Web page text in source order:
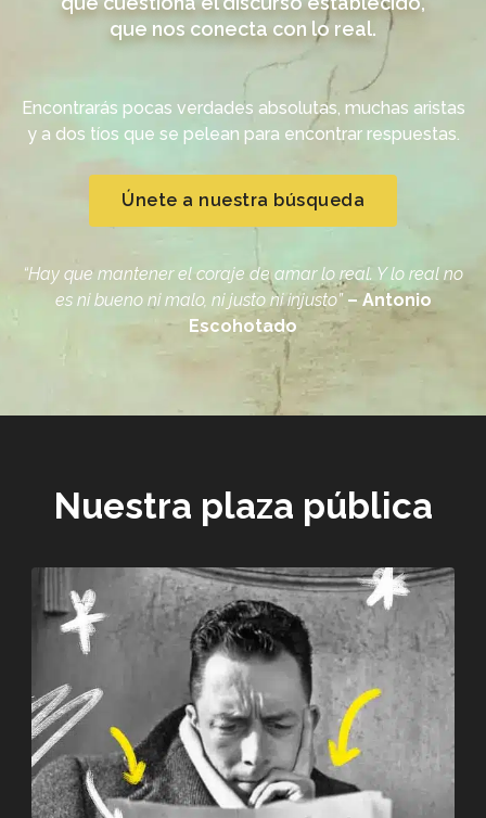
que nos conecta con lo real.
Encontrarás pocas verdades absolutas, muchas aristas
y a dos tíos que se pelean para encontrar respuestas.
Únete a nuestra búsqueda
“Hay que mantener el coraje de amar lo real. Y lo real no
es ni bueno ni malo, ni justo ni injusto” – Antonio
Escohotado
Nuestra plaza pública